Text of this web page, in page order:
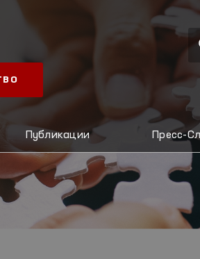
Публикации Пресс-